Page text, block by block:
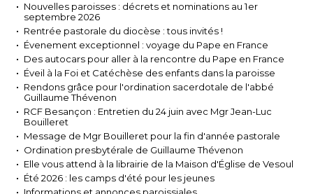
Nouvelles paroisses : décrets et nominations au 1er
septembre 2026
Rentrée pastorale du diocèse : tous invités !
Évenement exceptionnel : voyage du Pape en France
Des autocars pour aller à la rencontre du Pape en France
Éveil à la Foi et Catéchèse des enfants dans la paroisse
Rendons grâce pour l'ordination sacerdotale de l'abbé
Guillaume Thévenon
RCF Besançon : Entretien du 24 juin avec Mgr Jean-Luc
Bouilleret
Message de Mgr Bouilleret pour la fin d'année pastorale
Ordination presbytérale de Guillaume Thévenon
Elle vous attend à la librairie de la Maison d'Église de Vesoul
Été 2026 : les camps d'été pour les jeunes